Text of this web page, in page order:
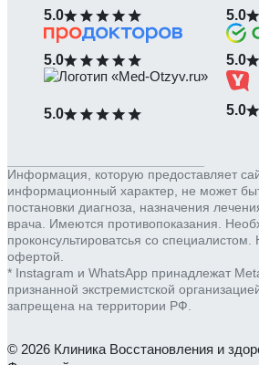
5.0 5.0
5.0 5.0
5.0 5.0
© 2026 Клиника Восстановления и
Информация, которую предоставляет
информационный характер, не может
постановки диагноза, назначения
врача. Имеются противопоказания.
проконсультироватсья со
офертой.
* Instagram и WhatsApp принадлежат
признанной экстремистской
запрещена на территории РФ.